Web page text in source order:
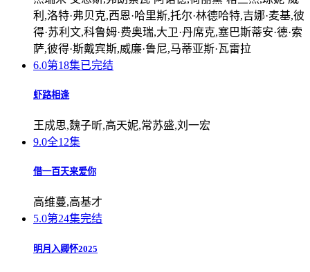
利,洛特·弗贝克,西恩·哈里斯,托尔·林德哈特,吉娜·麦基,彼
得·苏利文,科鲁姆·费奥瑞,大卫·丹席克,塞巴斯蒂安·德·索
萨,彼得·斯戴宾斯,威廉·鲁尼,马蒂亚斯·瓦雷拉
6.0第18集已完结
虾路相逢
王成思,魏子昕,高天妮,常苏盛,刘一宏
9.0全12集
借一百天来爱你
高维蔓,高基才
5.0第24集完结
明月入卿怀2025